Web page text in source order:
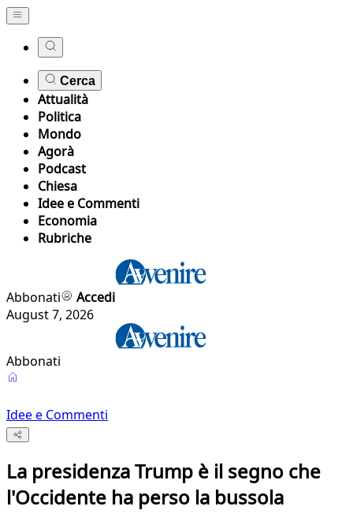
Cerca
Attualità
Politica
Mondo
Agorà
Podcast
Chiesa
Idee e Commenti
Economia
Rubriche
Abbonati
Accedi
August 7, 2026
Abbonati
Idee e Commenti
La presidenza Trump è il segno che
l'Occidente ha perso la bussola